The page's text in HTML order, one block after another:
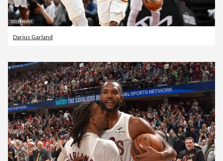
Darius Garland